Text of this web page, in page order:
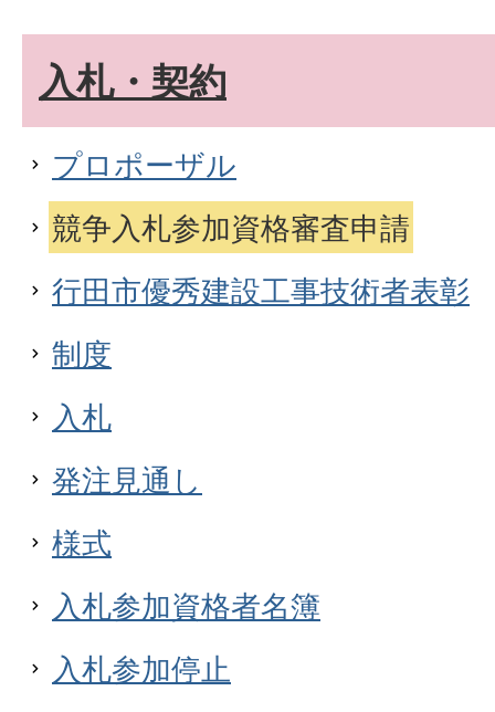
入札・契約
プロポーザル
競争入札参加資格審査申請
行田市優秀建設工事技術者表彰
制度
入札
発注見通し
様式
入札参加資格者名簿
入札参加停止